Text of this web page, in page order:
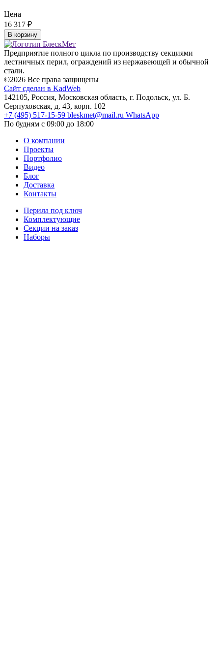
Цена
16 317 ₽
В корзину
Предприятие полного цикла по производству секциями
лестничных перил, ограждений из нержавеющей и обычной
стали.
©2026 Все права защищены
Сайт сделан в KadWeb
142105, Россия, Московская область, г. Подольск, ул. Б.
Серпуховская, д. 43, корп. 102
+7 (495) 517-15-59 bleskmet@mail.ru WhatsApp
По будням с 09:00 до 18:00
О компании
Проекты
Портфолио
Видео
Блог
Доставка
Контакты
Перила под ключ
Комплектующие
Секции на заказ
Наборы